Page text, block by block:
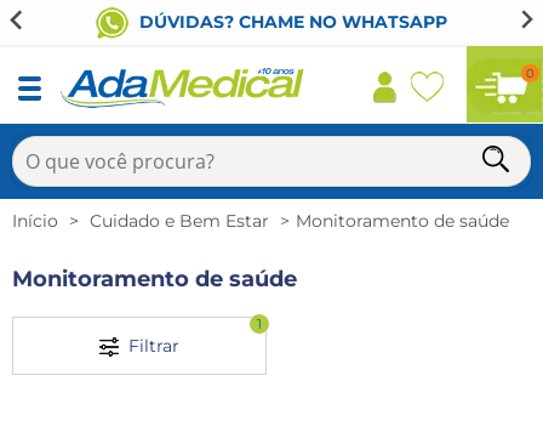
DÚVIDAS? CHAME NO WHATSAPP
0
Início Cuidado e Bem Estar Monitoramento de saúde
Monitoramento de saúde
Filtrar
1